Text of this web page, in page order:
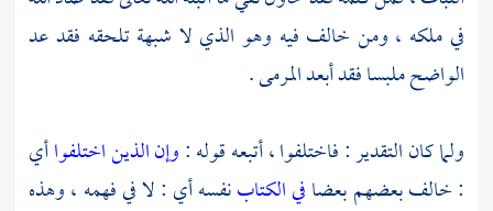
في ملكه ، ومن خالف فيه وهو الذي لا شبهة تلحقه فقد عد
الواضح ملبسا فقد أبعد المرمى .
ولما كان التقدير : فاختلفوا ، أتبعه قوله :وإن الذين اختلفواأي
: خالف بعضهم بعضافي الكتابنفسه أي : لا في فهمه ، وهذه